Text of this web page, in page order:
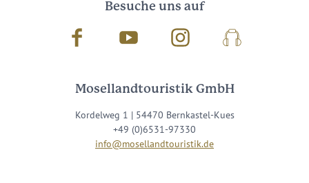
Besuche uns auf
Facebook Youtube InstagramPodcast
Mosellandtouristik GmbH
Kordelweg 1 | 54470 Bernkastel-Kues
+49 (0)6531-97330
info@mosellandtouristik.de